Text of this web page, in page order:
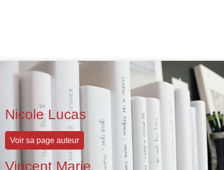
Nicole Lucas
Voir sa page auteur
Vincent Marie